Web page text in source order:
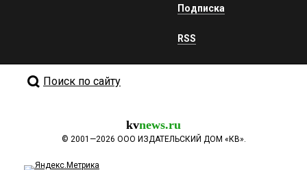
Подписка
RSS
Поиск по сайту
kvnews.ru
© 2001—2026 ООО ИЗДАТЕЛЬСКИЙ ДОМ «КВ».